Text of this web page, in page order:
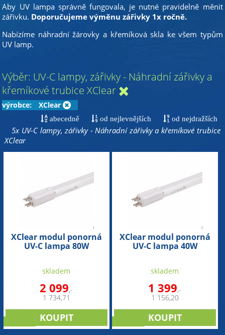
Aby UV lampa správně fungovala, je nutné pravidelně měnit
zářivku. Doporučujeme výměnu zářivky 1x ročně.
Nabízíme náhradní žárovky a křemíková skla ke všem typům
UV lamp.
Výběr: UV-C lampy, zářivky - Náhradní zářivky a
křemíkové trubice XClear
výrobce: XClear
abecedně od nejlevnějších od nejdražších
5x UV-C lampy, zářivky - Náhradní zářivky a křemíkové trubice
XClear
XClear modul ponorná
UV-C lampa 80W
skladem
2 099,-
1 734,71
XClear modul ponorná
UV-C lampa 40W
skladem
1 399,-
1 156,20